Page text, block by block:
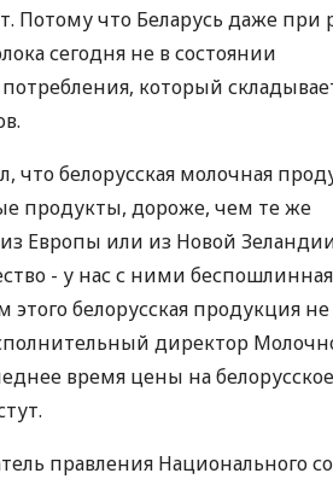
Потому что Беларусь даже при
сегодня не в состоянии
который
что белорусская молочная
продукты, дороже, чем те же
Европы или из Новой
- у нас с ними беспошлинная
этого белорусская продукция не
директор
время цены на
правления Национального